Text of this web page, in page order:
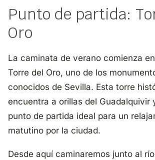
Punto de partida:
Oro
La caminata de verano comienza
Torre del Oro, uno de los
conocidos de Sevilla. Esta torre
encuentra a orillas del Guadalquivir
punto de partida ideal para un
matutino por la ciudad.
Desde aquí caminaremos junto al